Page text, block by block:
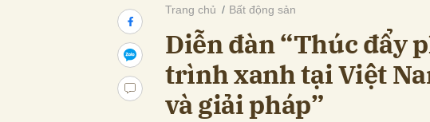
Trang chủ Bất động sản
Diễn đàn “Thúc đẩy
trình xanh tại Việt
và giải pháp”